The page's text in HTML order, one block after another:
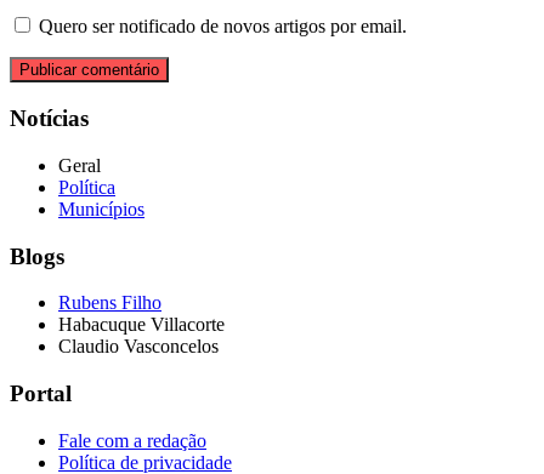
Quero ser notificado de novos artigos por email.
Notícias
Geral
Política
Municípios
Blogs
Rubens Filho
Habacuque Villacorte
Claudio Vasconcelos
Portal
Fale com a redação
Política de privacidade